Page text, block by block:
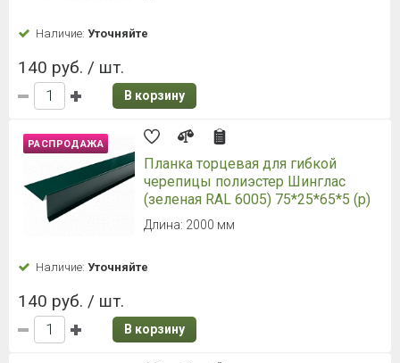
Наличие: Уточняйте
140 руб. / шт.
В корзину
РАСПРОДАЖА
Планка торцевая для гибкой
черепицы полиэстер Шинглас
(зеленая RAL 6005) 75*25*65*5 (р)
Длина: 2000 мм
Наличие: Уточняйте
140 руб. / шт.
В корзину